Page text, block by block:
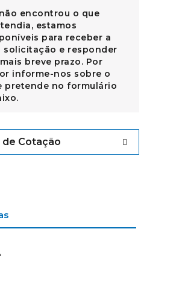
encontrou o que
estamos
para receber a
solicitação e responder
breve prazo. Por
informe-nos sobre o
pretende no formulário
de Cotação